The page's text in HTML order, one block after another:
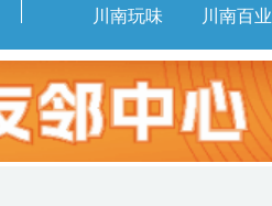
川南玩味
川南百业